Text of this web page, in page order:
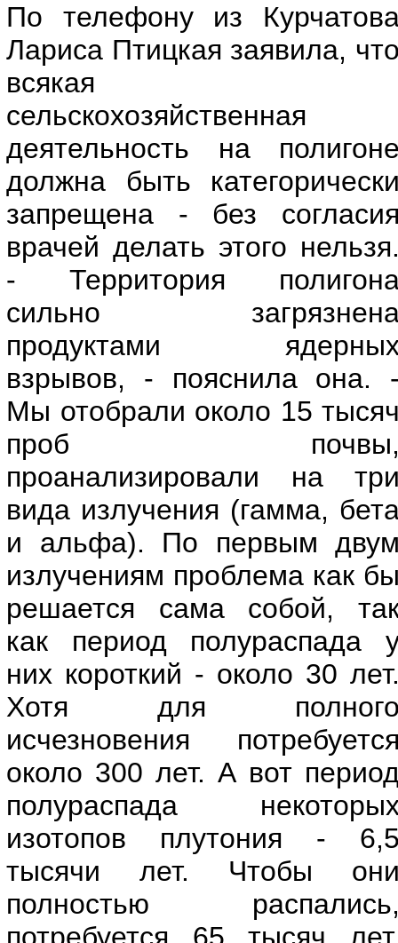
По телефону из
Лариса Птицкая заявила,
всякая
сельскохозяйственная
деятельность на
должна быть
запрещена - без
врачей делать этого
- Территория
сильно
продуктами
взрывов, - пояснила она.
Мы отобрали около 15
проб
проанализировали на
вида излучения (гамма,
и альфа). По первым
излучениям проблема как
решается сама собой,
как период полураспада
них короткий - около 30
Хотя для
исчезновения
около 300 лет. А вот
полураспада
изотопов плутония -
тысячи лет. Чтобы
полностью